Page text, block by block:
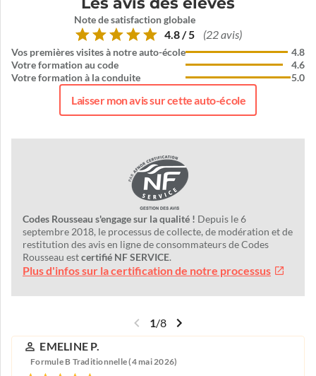
Note de satisfaction globale
4.8 / 5 (22 avis)
Vos premières visites à notre auto-école
Votre formation au code
Votre formation à la conduite
4.8
4.6
5.0
Laisser mon avis sur cette auto-école
Codes Rousseau s'engage sur la qualité ! Depuis le 6
septembre 2018, le processus de collecte, de modération et de
restitution des avis en ligne de consommateurs de Codes
Rousseau estcertifié NF SERVICE.
Plus d'infos sur la certification de notre processus
1/8
EMELINE P.
Formule B Traditionnelle (4 mai 2026)